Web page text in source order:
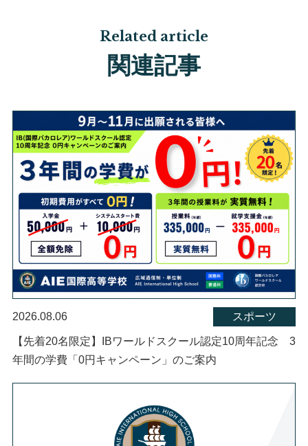
Related article
関連記事
2026.08.06 スポーツ
【先着20名限定】IBワールドスクール認定10周年記念 3
年間の学費「0円キャンペーン」のご案内